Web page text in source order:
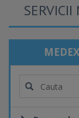
MEDEX